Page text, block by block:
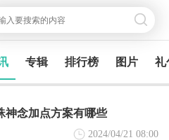
专辑 排行榜 图片 礼
神念加点方案有哪些
2024/04/21 08:00